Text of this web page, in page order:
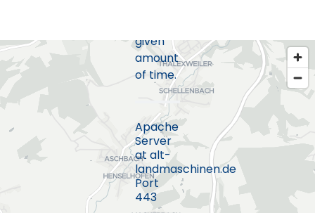
given
amount
of time.
Apache
Server
at alt-
landmaschinen.de
Port
443